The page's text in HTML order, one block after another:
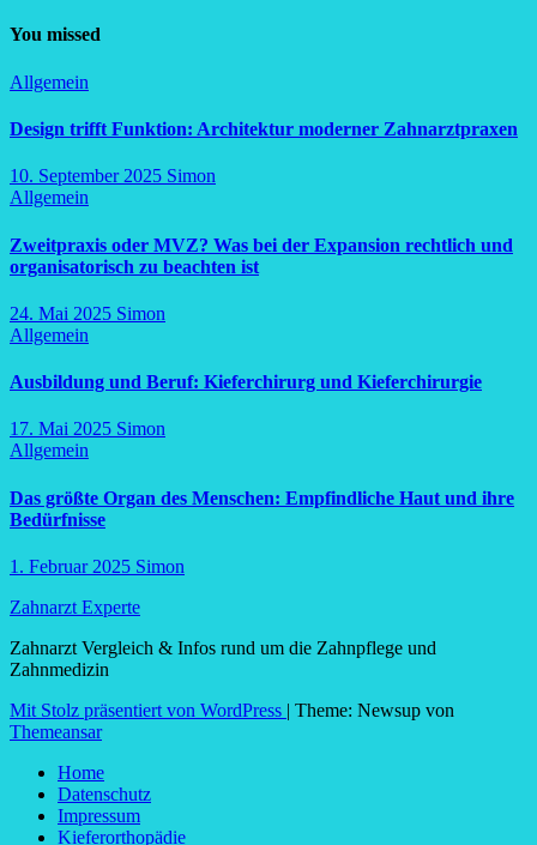
You missed
Allgemein
Design trifft Funktion: Architektur moderner Zahnarztpraxen
10. September 2025 Simon
Allgemein
Zweitpraxis oder MVZ? Was bei der Expansion rechtlich und
organisatorisch zu beachten ist
24. Mai 2025 Simon
Allgemein
Ausbildung und Beruf: Kieferchirurg und Kieferchirurgie
17. Mai 2025 Simon
Allgemein
Das größte Organ des Menschen: Empfindliche Haut und ihre
Bedürfnisse
1. Februar 2025 Simon
Zahnarzt Experte
Zahnarzt Vergleich & Infos rund um die Zahnpflege und
Zahnmedizin
Mit Stolz präsentiert von WordPress | Theme: Newsup von
Themeansar
Home
Datenschutz
Impressum
Kieferorthopädie